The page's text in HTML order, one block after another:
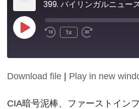
399. バイリンガルニュー
Play
Episode
1x
SHARE
LINK
Download file Play in new
CIA暗号泥棒、ファーストイン